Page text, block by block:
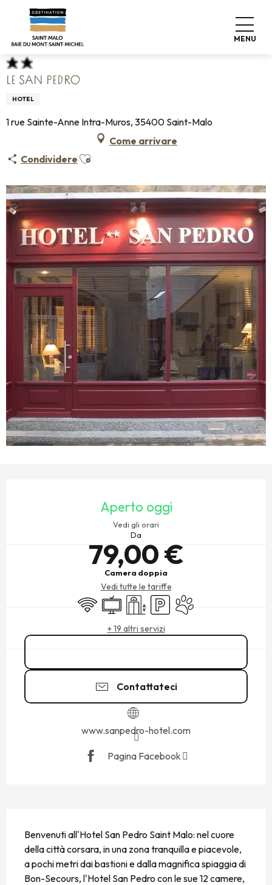
contenu
MENU
Home Fate le valigie
Alberghi
Le San Pedro
LE SAN PEDRO
HOTEL
1 rue Sainte-Anne Intra-Muros, 35400 Saint-Malo
Come arrivare
Condividere Ajouter aux favoris
Aperto oggi
Vedi gli orari
Da
79,00 €
Camera doppia
Vedi tutte le tariffe
Wi-Fi TelevisioneSollevamento
ParcheggioAnimali ammessi
+ 19 altri servizi
Contattateci
www.sanpedro-hotel.com
Pagina Facebook
Benvenuti all'Hotel San Pedro Saint Malo: nel cuore
della città corsara, in una zona tranquilla e piacevole,
a pochi metri dai bastioni e dalla magnifica spiaggia di
Bon-Secours, l'Hotel San Pedro con le sue 12 camere,